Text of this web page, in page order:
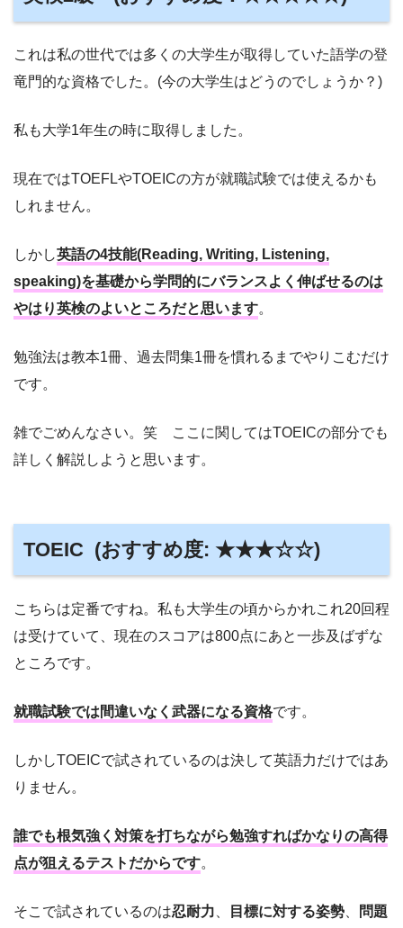
これは私の世代では多くの大学生が取得していた語学の登
竜門的な資格でした。(今の大学生はどうのでしょうか？)
私も大学1年生の時に取得しました。
現在ではTOEFLやTOEICの方が就職試験では使えるかも
しれません。
しかし英語の4技能(Reading, Writing, Listening,
speaking)を基礎から学問的にバランスよく伸ばせるのは
やはり英検のよいところだと思います。
勉強法は教本1冊、過去問集1冊を慣れるまでやりこむだけ
です。
雑でごめんなさい。笑 ここに関してはTOEICの部分でも
詳しく解説しようと思います。
TOEIC (おすすめ度: ★★★☆☆)
こちらは定番ですね。私も大学生の頃からかれこれ20回程
は受けていて、現在のスコアは800点にあと一歩及ばずな
ところです。
就職試験では間違いなく武器になる資格です。
しかしTOEICで試されているのは決して英語力だけではあ
りません。
誰でも根気強く対策を打ちながら勉強すればかなりの高得
点が狙えるテストだからです。
そこで試されているのは忍耐力 目標に対する姿勢 問題